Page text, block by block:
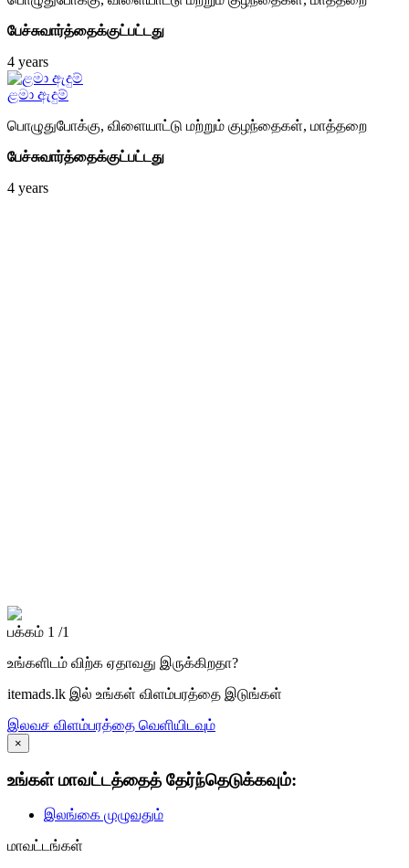
பேச்சுவார்த்தைக்குட்பட்டது
4 years
ළමා ඇදුම්
பொழுதுபோக்கு, விளையாட்டு மற்றும் குழந்தைகள், மாத்தறை
பேச்சுவார்த்தைக்குட்பட்டது
4 years
பக்கம் 1 /1
உங்களிடம் விற்க ஏதாவது இருக்கிறதா?
itemads.lk இல் உங்கள் விளம்பரத்தை இடுங்கள்
இலவச விளம்பரத்தை வெளியிடவும்
×
உங்கள் மாவட்டத்தைத் தேர்ந்தெடுக்கவும்:
இலங்கை முழுவதும்
மாவட்டங்கள்